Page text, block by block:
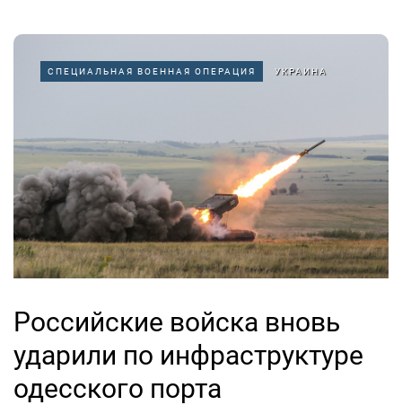
СПЕЦИАЛЬНАЯ ВОЕННАЯ ОПЕРАЦИЯ УКРАИНА
Российские войска вновь
ударили по инфраструктуре
одесского порта